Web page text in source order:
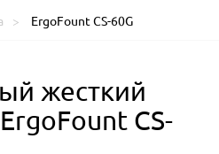
ErgoFount CS-60G
жесткий
CS-